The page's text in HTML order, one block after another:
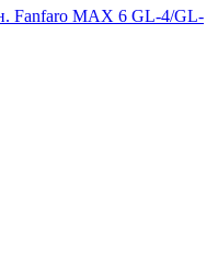
Fanfaro MAX 6 GL-4/GL-